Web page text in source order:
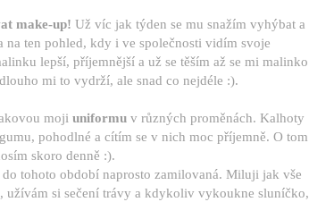
make-up! Už víc jak týden se mu snažím vyhýbat a
ten pohled, kdy i ve společnosti vidím svoje
lepší, příjemnější a už se těším až se mi malinko
mi to vydrží, ale snad co nejdéle :).
moji uniformu v různých proměnách. Kalhoty
pohodlné a cítím se v nich moc příjemně. O tom
skoro denně :).
tohoto období naprosto zamilovaná. Miluji jak vše
si sečení trávy a kdykoliv vykoukne sluníčko,